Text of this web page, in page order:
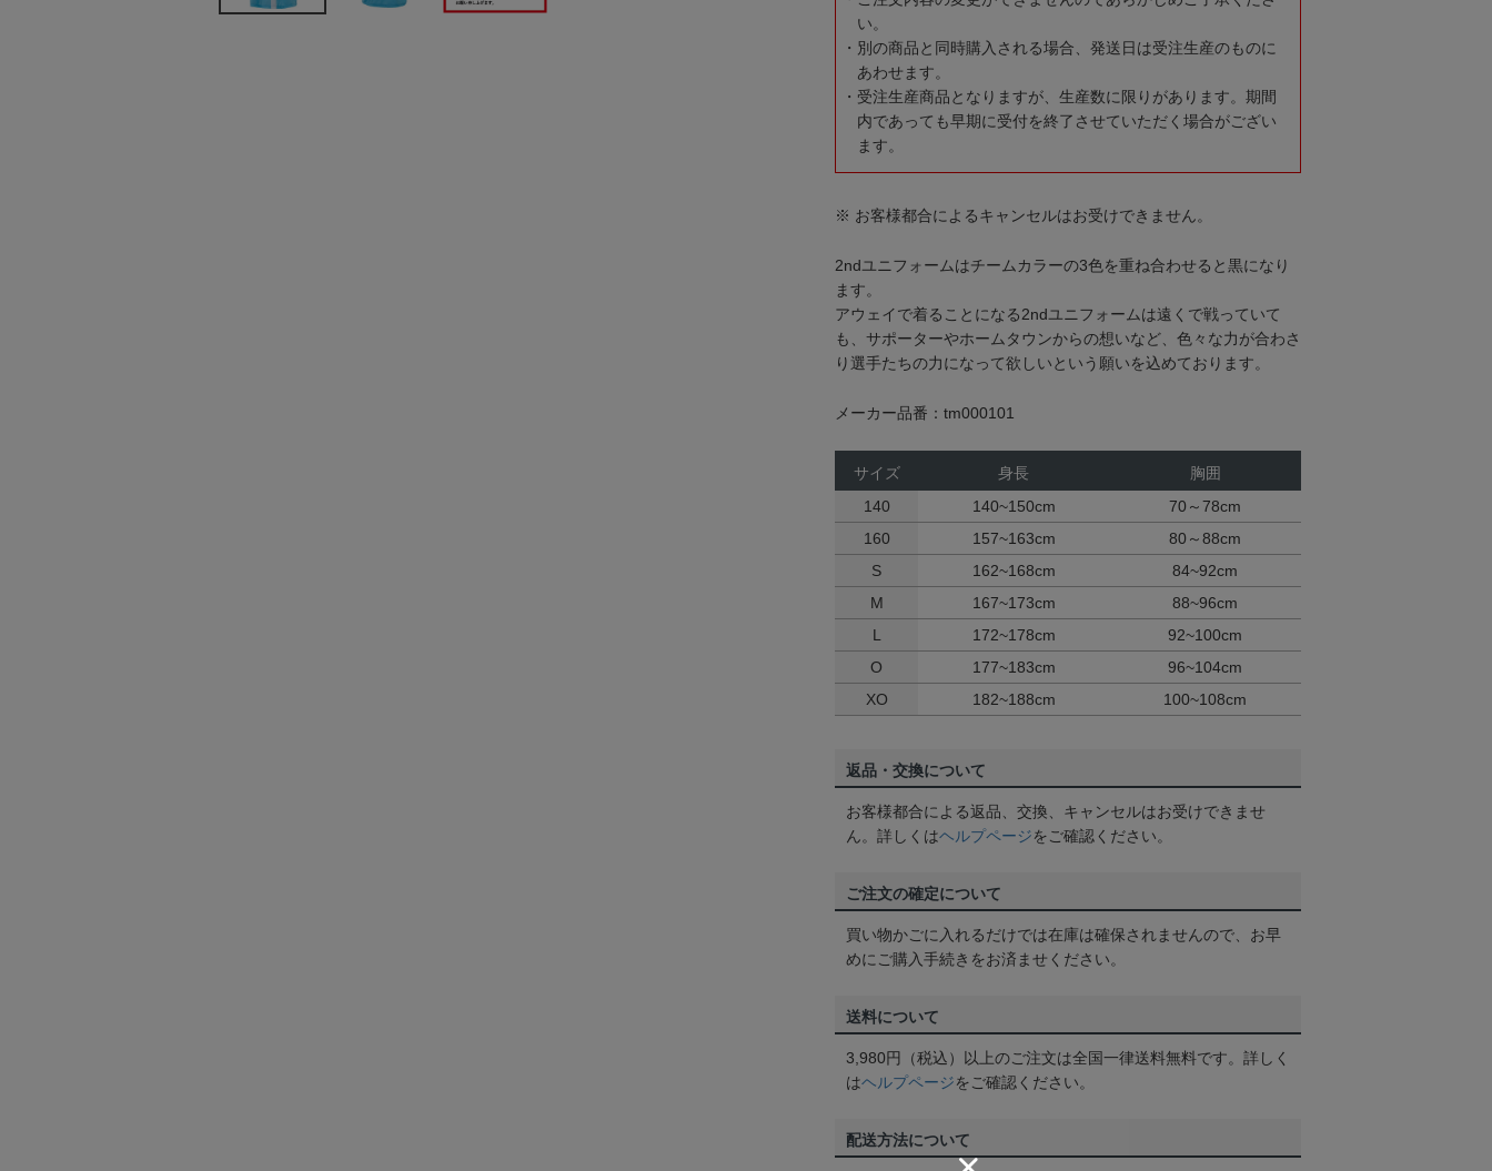
い。
別の商品と同時購入される場合、発送日は受注生産のものに
あわせます。
受注生産商品となりますが、生産数に限りがあります。期間
内であっても早期に受付を終了させていただく場合がござい
ます。
※ お客様都合によるキャンセルはお受けできません。
2ndユニフォームはチームカラーの3色を重ね合わせると黒になり
ます。
アウェイで着ることになる2ndユニフォームは遠くで戦っていて
も、サポーターやホームタウンからの想いなど、色々な力が合わさ
り選手たちの力になって欲しいという願いを込めております。
メーカー品番：tm000101
サイズ 身長
胸囲
140
140~150cm
70～78cm
160
157~163cm
80～88cm
S
162~168cm
84~92cm
M
167~173cm
88~96cm
L
172~178cm
92~100cm
O
177~183cm
96~104cm
XO
182~188cm 100~108cm
返品・交換について
お客様都合による返品、交換、キャンセルはお受けできませ
ん。詳しくはヘルプページをご確認ください。
ご注文の確定について
買い物かごに入れるだけでは在庫は確保されませんので、お早
めにご購入手続きをお済ませください。
送料について
3,980円（税込）以上のご注文は全国一律送料無料です。詳しく
はヘルプページをご確認ください。
配送方法について